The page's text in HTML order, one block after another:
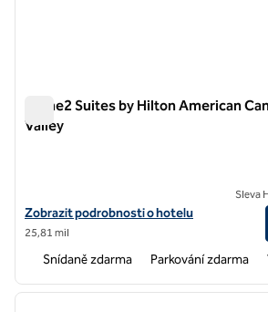
Home2 Suites by Hilton American
Valley
Zobrazit podrobnosti o hotelu Home2
Zobrazit podrobnosti o hotelu
25,81 mil
Sleva
Snídaně zdarma Parkování zdarma
1 z 12